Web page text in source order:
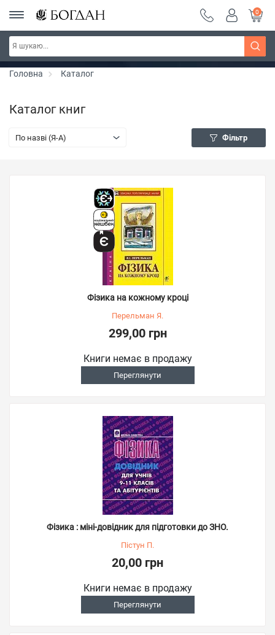
РОЗПРОДАЖ ~ 150 грн ~ 200 грн ~ 250 грн ~
300 грн ~ РОЗПРОДАЖ
Дізнатись більше
0
Головна Каталог
Каталог книг
По назві (Я-А) Фільтр
Фізика на кожному кроці
Перельман Я.
299,00 грн
Книги немає в продажу
Переглянути
Фізика : міні-довідник для підготовки до ЗНО.
Пістун П.
20,00 грн
Книги немає в продажу
Переглянути